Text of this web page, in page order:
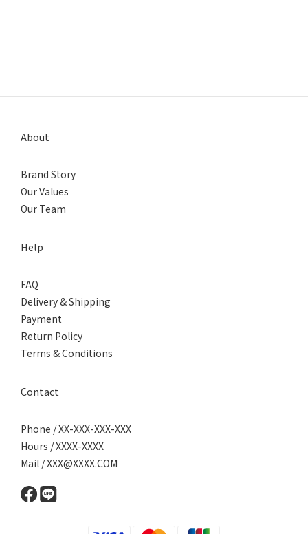
Image Title
About
Brand Story
Our Values
Our Team
Help
FAQ
Delivery & Shipping
Payment
Return Policy
Terms & Conditions
Contact
Phone / XX-XXX-XXX-XXX
Hours / XXXX-XXXX
Mail / XXX@XXXX.COM